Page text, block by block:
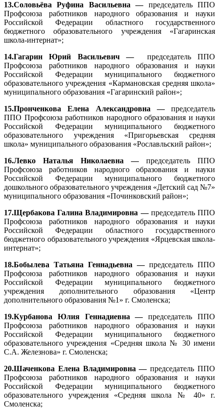
13.Соловьёва Руфина Васильевна — председатель ППО
Профсоюза работников народного образования и науки
Российской Федерации областного государственного
бюджетного образовательного учреждения «Гагаринская
школа-интернат»;
14.Гагарин Юрий Васильевич — председатель ППО
Профсоюза работников народного образования и науки
Российской Федерации муниципального бюджетного
образовательного учреждения «Кармановская средняя школа»
муниципального образования «Гагаринский район»;
15.Пронченкова Елена Александровна — председатель
ППО Профсоюза работников народного образования и науки
Российской Федерации муниципального бюджетного
образовательного учреждения «Пригорьевская средняя
школа» муниципального образования «Рославльский район»;
16.Левко Наталья Николаевна — председатель ППО
Профсоюза работников народного образования и науки
Российской Федерации муниципального бюджетного
дошкольного образовательного учреждения «Детский сад №7»
муниципального образования «Починковский район»;
17.Щербакова Галина Владимировна — председатель ППО
Профсоюза работников народного образования и науки
Российской Федерации областного государственного
бюджетного образовательного учреждения «Ярцевская школа-
интернат»;
18.Бобылева Татьяна Геннадьевна — председатель ППО
Профсоюза работников народного образования и науки
Российской Федерации муниципального бюджетного
учреждения дополнительного образования «Центр
дополнительного образования №1» г. Смоленска;
19.Курбанова Юлия Геннадиевна —председатель ППО
Профсоюза работников народного образования и науки
Российской Федерации муниципального бюджетного
образовательного учреждения «Средняя школа № 30 имени
С.А. Железнова» г. Смоленска;
20.Шаченкова Елена Владимировна —председатель ППО
Профсоюза работников народного образования и науки
Российской Федерации муниципального бюджетного
образовательного учреждения «Средняя школа № 40» г.
Смоленска;